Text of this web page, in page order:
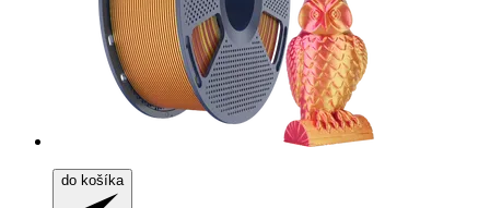
do košíka